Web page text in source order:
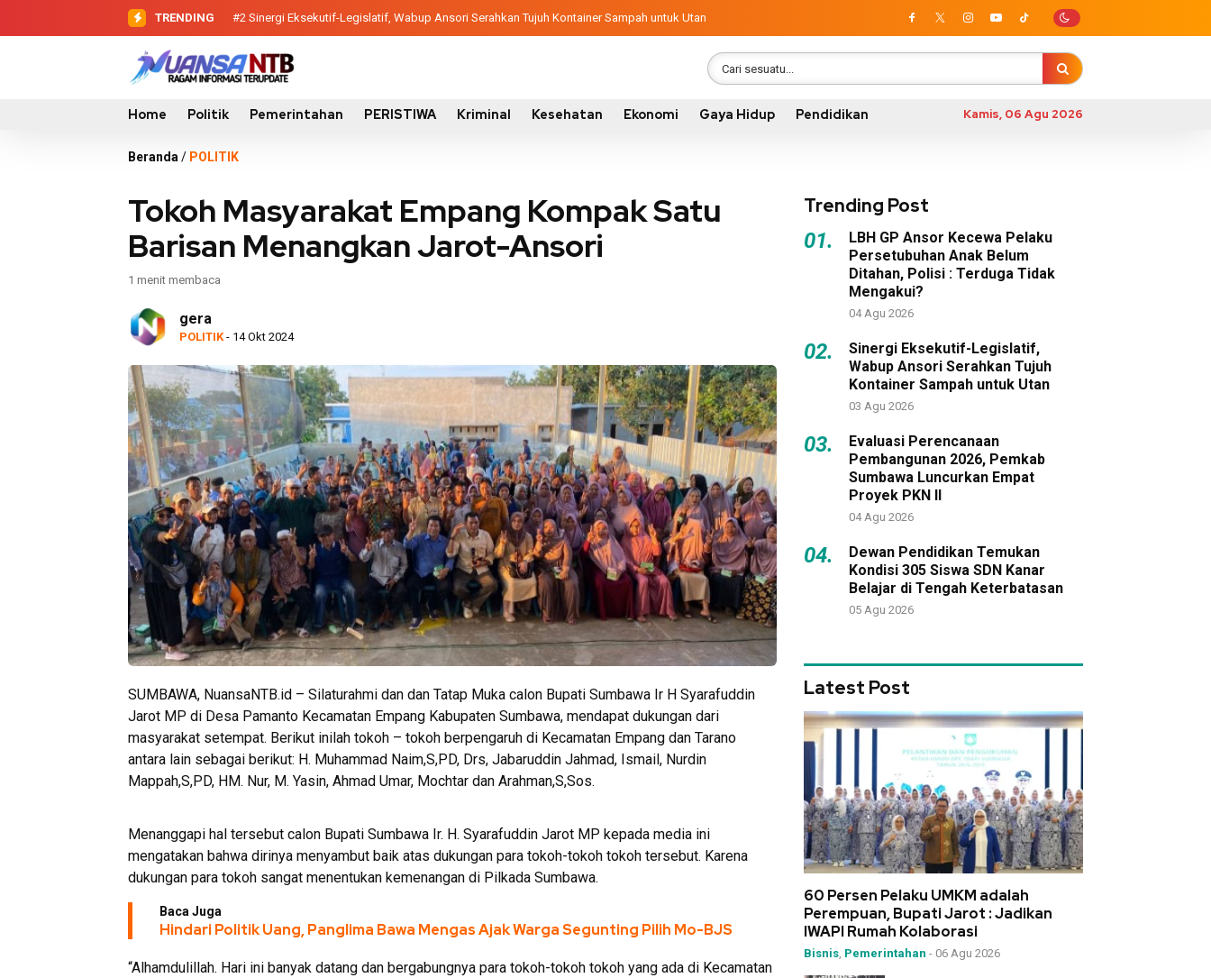
TRENDING #2 Sinergi Eksekutif-Legislatif, Wabup Ansori Serahkan Tujuh Kontainer Sampah untuk Utan
#3 Evaluasi Perencanaan Pembangunan 2026, Pemkab Sumbawa Luncurkan Empat Proyek PKN II
Home Politik Pemerintahan PERISTIWA Kriminal Kesehatan Ekonomi Gaya Hidup Pendidikan Kamis, 06 Agu 2026
Beranda / POLITIK
Tokoh Masyarakat Empang Kompak Satu
Barisan Menangkan Jarot-Ansori
1 menit membaca
gera
POLITIK - 14 Okt 2024
SUMBAWA, NuansaNTB.id – Silaturahmi dan dan Tatap Muka calon Bupati Sumbawa Ir H Syarafuddin
Jarot MP di Desa Pamanto Kecamatan Empang Kabupaten Sumbawa, mendapat dukungan dari
masyarakat setempat. Berikut inilah tokoh – tokoh berpengaruh di Kecamatan Empang dan Tarano
antara lain sebagai berikut: H. Muhammad Naim,S,PD, Drs, Jabaruddin Jahmad, Ismail, Nurdin
Mappah,S,PD, HM. Nur, M. Yasin, Ahmad Umar, Mochtar dan Arahman,S,Sos.
Menanggapi hal tersebut calon Bupati Sumbawa Ir. H. Syarafuddin Jarot MP kepada media ini
mengatakan bahwa dirinya menyambut baik atas dukungan para tokoh-tokoh tokoh tersebut. Karena
dukungan para tokoh sangat menentukan kemenangan di Pilkada Sumbawa.
Baca Juga
Hindari Politik Uang, Panglima Bawa Mengas Ajak Warga Segunting Pilih Mo-BJS
“Alhamdulillah. Hari ini banyak datang dan bergabungnya para tokoh-tokoh tokoh yang ada di Kecamatan
Trending Post
01.
LBH GP Ansor Kecewa Pelaku
Persetubuhan Anak Belum
Ditahan, Polisi : Terduga Tidak
Mengakui?
04 Agu 2026
02.
Sinergi Eksekutif-Legislatif,
Wabup Ansori Serahkan Tujuh
Kontainer Sampah untuk Utan
03 Agu 2026
03.
Evaluasi Perencanaan
Pembangunan 2026, Pemkab
Sumbawa Luncurkan Empat
Proyek PKN II
04 Agu 2026
04.
Dewan Pendidikan Temukan
Kondisi 305 Siswa SDN Kanar
Belajar di Tengah Keterbatasan
05 Agu 2026
Latest Post
60 Persen Pelaku UMKM adalah
Perempuan, Bupati Jarot : Jadikan
IWAPI Rumah Kolaborasi
Bisnis, Pemerintahan - 06 Agu 2026